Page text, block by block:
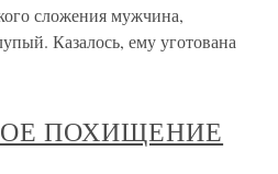
сложения мужчина,
Казалось, ему уготована
ПОХИЩЕНИЕ